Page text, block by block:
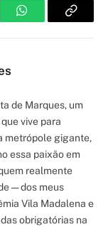
WhatsAppCopy
de Marques, um
vive para
metrópole gigante,
essa paixão em
realmente
— dos meus
Vila Madalena e
obrigatórias na